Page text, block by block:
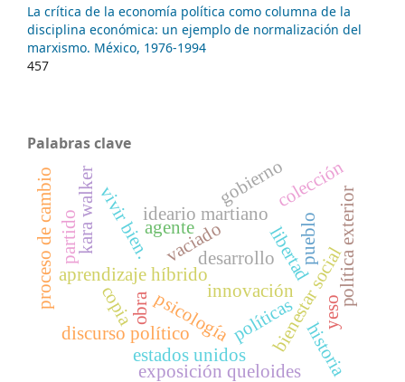
La crítica de la economía política como columna de la
disciplina económica: un ejemplo de normalización del
marxismo. México, 1976-1994
457
Palabras clave
innovación
aprendizaje híbrido
psicología bienestar social
discurso político
estados unidos historia
libertad política exterior
proceso de cambio vivir bien.ideario martiano
exposición queloides
kara walker
desarrollo
políticas
gobierno
partido pueblo
colección
copiaobra
vaciado
yeso
agente